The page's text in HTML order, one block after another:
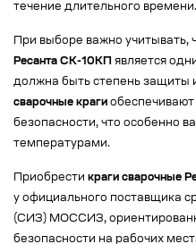
течение длительного времени.
При выборе важно учитывать,
Ресанта СК-10КП является
должна быть степень защиты
сварочные краги
безопасности, что особенно
температурами.
Приобрести краги сварочные
у официального поставщика
(СИЗ) МОССИЗ,
безопасности на рабочих